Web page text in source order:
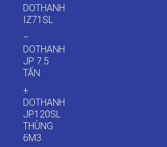
DOTHANH
IZ71SL
–
DOTHANH
JP 7.5
TẤN
+
DOTHANH
JP120SL
THÙNG
6M3